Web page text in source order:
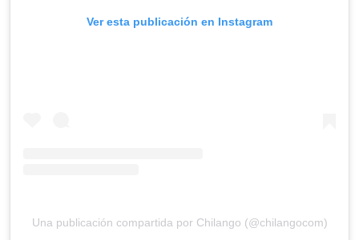
Ver esta publicación en Instagram
Una publicación compartida por Chilango (@chilangocom)